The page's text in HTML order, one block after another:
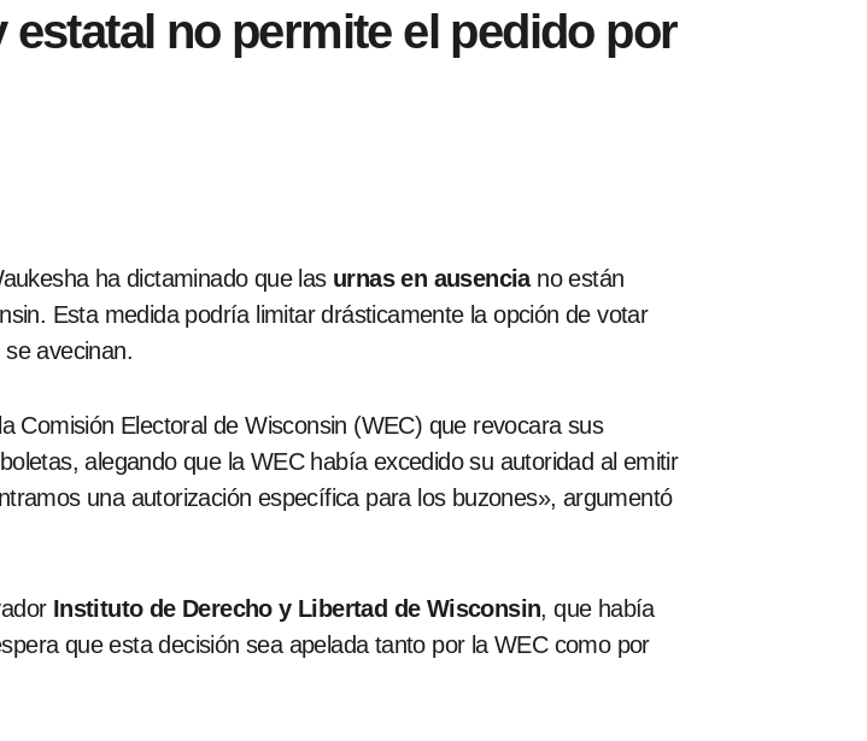
no permite el pedido por
ha dictaminado que las urnas en ausenciano están
Esta medida podría limitar drásticamente la opción de votar
avecinan.
Comisión Electoral de Wisconsin (WEC) que revocara sus
alegando que la WEC había excedido su autoridad al emitir
una autorización específica para los buzones», argumentó
Instituto de Derecho y Libertad de Wisconsin, que había
que esta decisión sea apelada tanto por la WEC como por